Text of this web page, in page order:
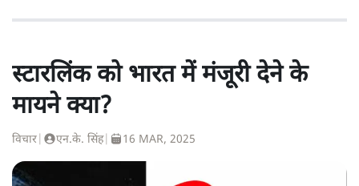
स्टारलिंक को भारत में मंजूरी देने के
मायने क्या?
विचार एन.के. सिंह| 16 MAR, 2025